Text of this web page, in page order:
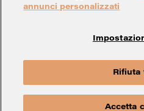
Whistleblowing
annunci personalizzati
Rifiuta
Accetta